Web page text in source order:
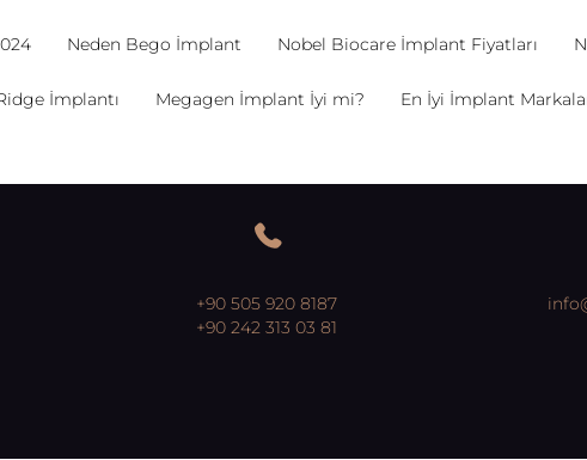
Neden Bego İmplant Nobel Biocare İmplant Fiyatları
İmplantı Megagen İmplant İyi mi? En İyi İmplant
+90 505 920 8187
+90 242 313 03 81